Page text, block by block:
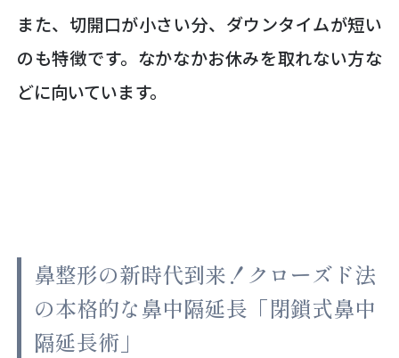
また、切開口が小さい分、ダウンタイムが短い
のも特徴です。なかなかお休みを取れない方な
どに向いています。
鼻整形の新時代到来！クローズド法
の本格的な鼻中隔延長「閉鎖式鼻中
隔延長術」